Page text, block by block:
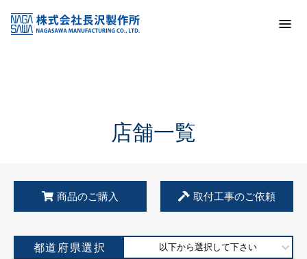
KSS加盟店・取扱店情報
店舗一覧
店舗一覧
商品のご購入 取付工事のご依頼
都道府県選択 以下から選択して下さい